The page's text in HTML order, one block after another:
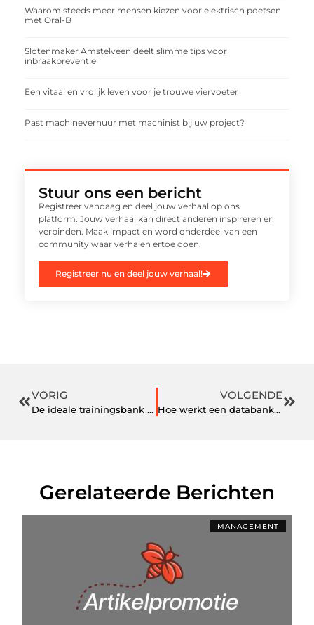
Waarom steeds meer mensen kiezen voor elektrisch poetsen
met Oral-B
Slotenmaker Amstelveen deelt slimme tips voor
inbraakpreventie
Een vitaal en vrolijk leven voor je trouwe viervoeter
Past machineverhuur met machinist bij uw project?
Stuur ons een bericht
Registreer vandaag en deel jouw verhaal op ons
platform. Jouw verhaal kan direct anderen inspireren en
verbinden. Maak impact en word onderdeel van een
community waar verhalen ertoe doen.
Registreer nu en deel jouw verhaal!
VORIG
De ideale trainingsbank voor thuis vind je zo
VOLGENDE
Hoe werkt een databank voor honden?
Gerelateerde Berichten
MANAGEMENT